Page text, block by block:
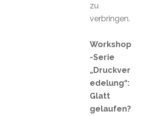
zu
verbringen.
Workshop
-Serie
„Druckver
edelung“:
Glatt
gelaufen?